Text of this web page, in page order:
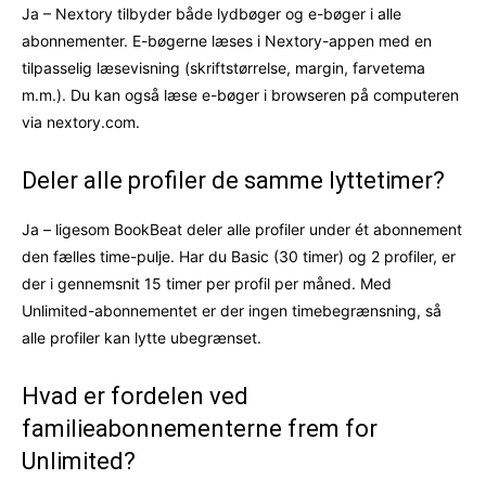
Ja – Nextory tilbyder både lydbøger og e-bøger i alle
abonnementer. E-bøgerne læses i Nextory-appen med en
tilpasselig læsevisning (skriftstørrelse, margin, farvetema
m.m.). Du kan også læse e-bøger i browseren på computeren
via nextory.com.
Deler alle profiler de samme lyttetimer?
Ja – ligesom BookBeat deler alle profiler under ét abonnement
den fælles time-pulje. Har du Basic (30 timer) og 2 profiler, er
der i gennemsnit 15 timer per profil per måned. Med
Unlimited-abonnementet er der ingen timebegrænsning, så
alle profiler kan lytte ubegrænset.
Hvad er fordelen ved
familieabonnementerne frem for
Unlimited?